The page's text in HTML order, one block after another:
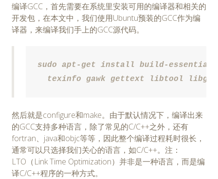
编译GCC，首先需要在系统里安装可用的编译器和相关的
开发包，在本文中，我们使用Ubuntu预装的GCC作为编
译器，来编译我们手上的GCC源代码。
sudo apt-get install build-essential
texinfo gawk gettext libtool
然后就是configure和make。由于默认情况下，编译出来
的GCC支持多种语言，除了常见的C/C++之外，还有
fortran、java和objc等等，因此整个编译过程耗时很长，
通常可以只选择我们关心的语言，如C/C++。注：
LTO（Link Time Optimization）并非是一种语言，而是编
译C/C++程序的一种方式。